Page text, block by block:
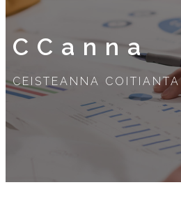
CCanna
CEISTEANNA COITIANTA